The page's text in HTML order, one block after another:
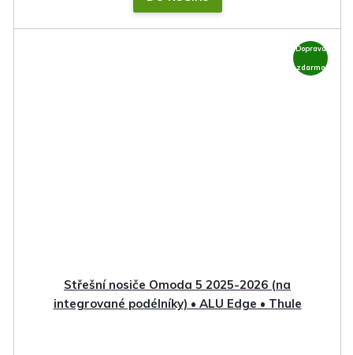
Doprava
zdarma
Střešní nosiče Omoda 5 2025-2026 (na
integrované podélníky) • ALU Edge • Thule